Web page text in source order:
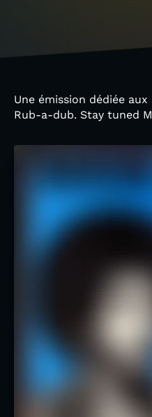
Une émission dédiée
Rub-a-dub. Stay tuned